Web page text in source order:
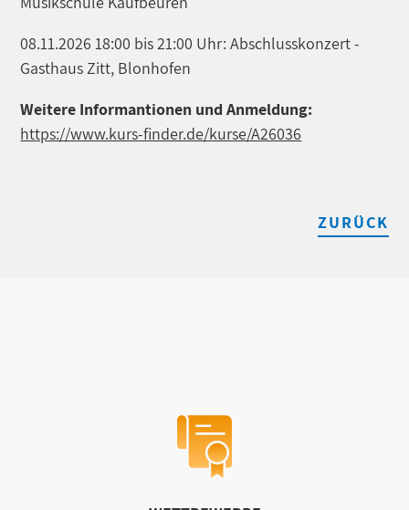
08.11.2026 18:00 bis 21:00 Uhr: Abschlusskonzert -
Gasthaus Zitt, Blonhofen
Weitere Informantionen und Anmeldung:
https://www.kurs-finder.de/kurse/A26036
ZURÜCK